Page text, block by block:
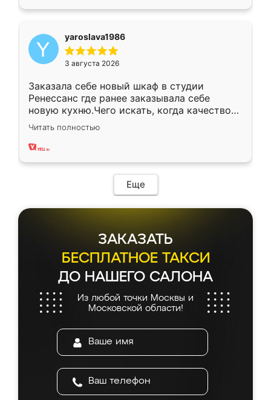
yaroslava1986
3 августа 2026
Заказала себе новый шкаф в студии
Ренессанс где ранее заказывала себе
новую кухню.Чего искать, когда качеством
вполне довольна. Служит кухня уже почти
два года, нареканий нет.
Читать полностью
Еще
ЗАКАЗАТЬ
БЕСПЛАТНОЕ ТАКСИ
ДО НАШЕГО САЛОНА
Из любой точки Москвы и
Московской области!